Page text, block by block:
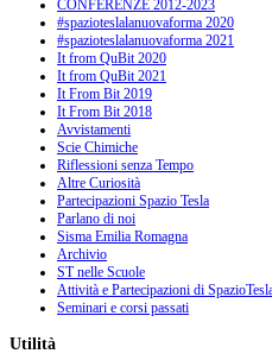
CONFERENZE 2012-2023
#spazioteslalanuovaforma 2020
#spazioteslalanuovaforma 2021
It from QuBit 2020
It from QuBit 2021
It From Bit 2019
It From Bit 2018
Avvistamenti
Scie Chimiche
Riflessioni senza Tempo
Altre Curiosità
Partecipazioni Spazio Tesla
Parlano di noi
Sisma Emilia Romagna
Archivio
ST nelle Scuole
Attività e Partecipazioni di
Seminari e corsi passati
Utilità